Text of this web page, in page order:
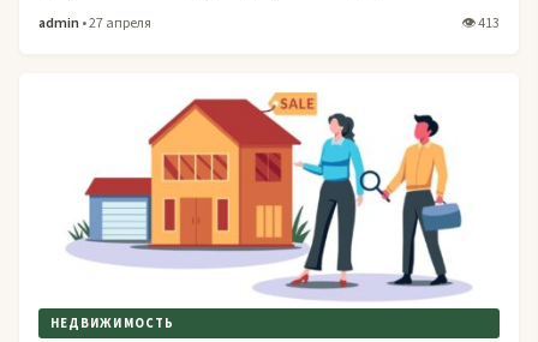
admin • 27 апреля 👁 413
НЕДВИЖИМОСТЬ